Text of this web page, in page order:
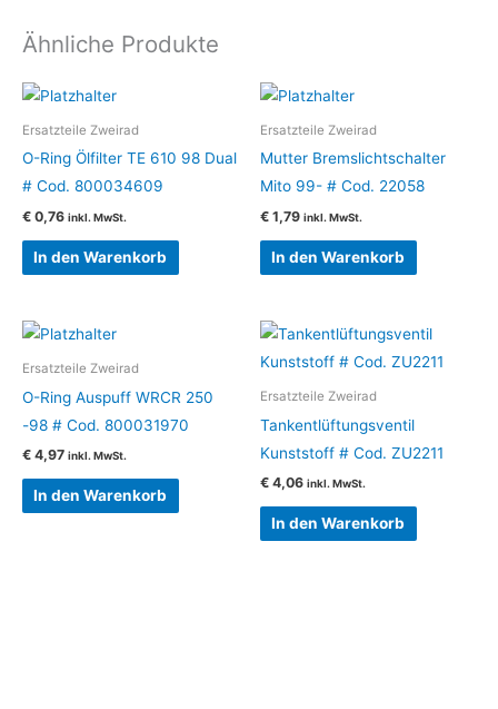
Menge
Ähnliche Produkte
Ersatzteile Zweirad
O-Ring Ölfilter TE 610 98 Dual
# Cod. 800034609
€ 0,76 inkl. MwSt.
In den Warenkorb
Ersatzteile Zweirad
Mutter Bremslichtschalter
Mito 99- # Cod. 22058
€ 1,79 inkl. MwSt.
In den Warenkorb
Ersatzteile Zweirad
O-Ring Auspuff WRCR 250
-98 # Cod. 800031970
€ 4,97 inkl. MwSt.
In den Warenkorb
Ersatzteile Zweirad
Tankentlüftungsventil
Kunststoff # Cod. ZU2211
€ 4,06 inkl. MwSt.
In den Warenkorb